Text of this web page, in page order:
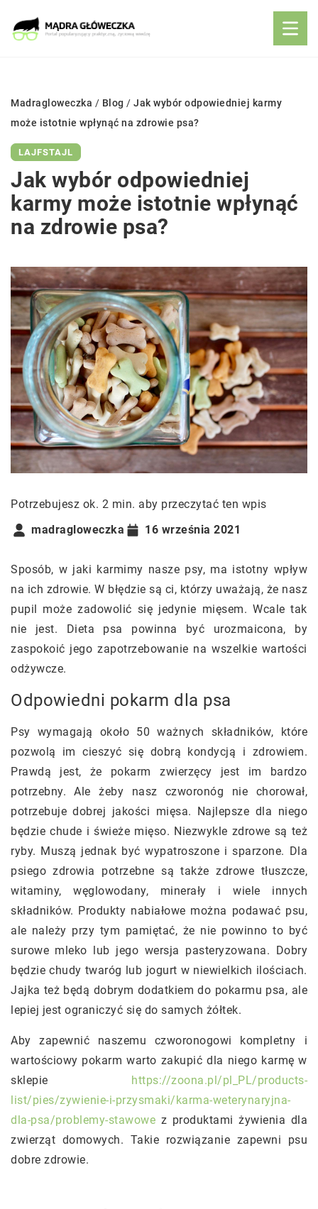
Madragloweczka / Blog / Jak wybór odpowiedniej karmy
może istotnie wpłynąć na zdrowie psa?
LAJFSTAJL
Jak wybór odpowiedniej
karmy może istotnie wpłynąć
na zdrowie psa?
Potrzebujesz ok. 2 min. aby przeczytać ten wpis
madragloweczka
16 września 2021
Sposób, w jaki karmimy nasze psy, ma istotny wpływ
na ich zdrowie. W błędzie są ci, którzy uważają, że nasz
pupil może zadowolić się jedynie mięsem. Wcale tak
nie jest. Dieta psa powinna być urozmaicona, by
zaspokoić jego zapotrzebowanie na wszelkie wartości
odżywcze.
Odpowiedni pokarm dla psa
Psy wymagają około 50 ważnych składników, które
pozwolą im cieszyć się dobrą kondycją i zdrowiem.
Prawdą jest, że pokarm zwierzęcy jest im bardzo
potrzebny. Ale żeby nasz czworonóg nie chorował,
potrzebuje dobrej jakości mięsa. Najlepsze dla niego
będzie chude i świeże mięso. Niezwykle zdrowe są też
ryby. Muszą jednak być wypatroszone i sparzone. Dla
psiego zdrowia potrzebne są także zdrowe tłuszcze,
witaminy, węglowodany, minerały i wiele innych
składników. Produkty nabiałowe można podawać psu,
ale należy przy tym pamiętać, że nie powinno to być
surowe mleko lub jego wersja pasteryzowana. Dobry
będzie chudy twaróg lub jogurt w niewielkich ilościach.
Jajka też będą dobrym dodatkiem do pokarmu psa, ale
lepiej jest ograniczyć się do samych żółtek.
Aby zapewnić naszemu czworonogowi kompletny i
wartościowy pokarm warto zakupić dla niego karmę w
sklepie https://zoona.pl/pl_PL/products-
list/pies/zywienie-i-przysmaki/karma-weterynaryjna-
dla-psa/problemy-stawowe z produktami żywienia dla
zwierząt domowych. Takie rozwiązanie zapewni psu
dobre zdrowie.